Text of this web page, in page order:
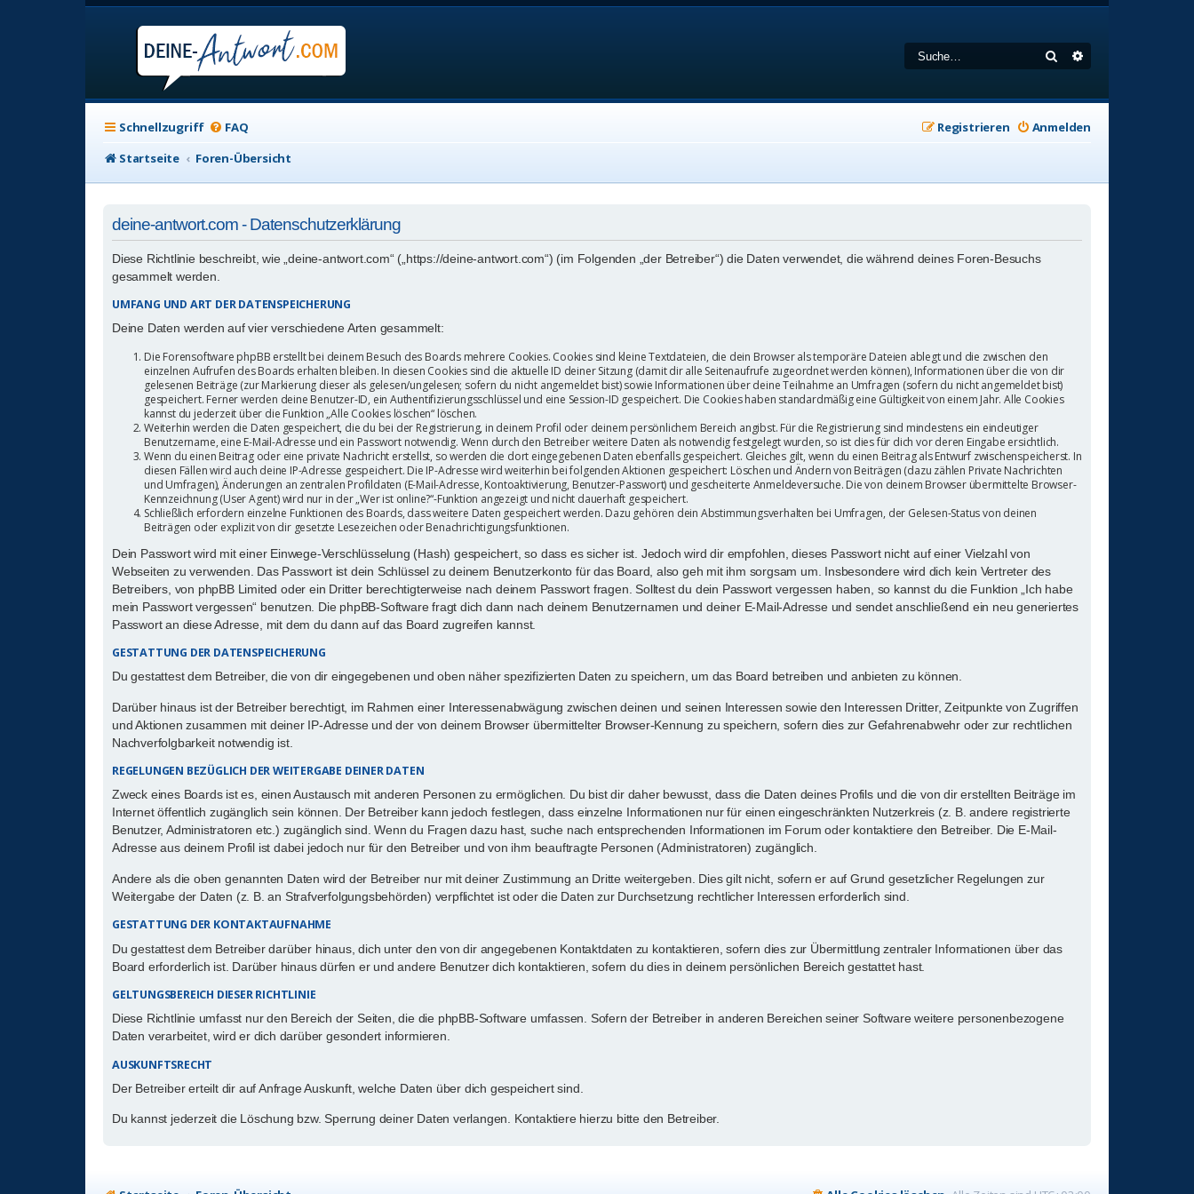
Suche
Schnellzugriff FAQ Anmelden
Registrieren
Startseite
Foren-Übersicht
deine-antwort.com - Datenschutzerklärung
Diese Richtlinie beschreibt, wie „deine-antwort.com“ („https://deine-antwort.com“) (im Folgenden „der Betreiber“) die Daten verwendet, die während deines Foren-Besuchs
gesammelt werden.
UMFANG UND ART DER DATENSPEICHERUNG
Deine Daten werden auf vier verschiedene Arten gesammelt:
Die Forensoftware phpBB erstellt bei deinem Besuch des Boards mehrere Cookies. Cookies sind kleine Textdateien, die dein Browser als temporäre Dateien ablegt und die zwischen den
einzelnen Aufrufen des Boards erhalten bleiben. In diesen Cookies sind die aktuelle ID deiner Sitzung (damit dir alle Seitenaufrufe zugeordnet werden können), Informationen über die von dir
gelesenen Beiträge (zur Markierung dieser als gelesen/ungelesen; sofern du nicht angemeldet bist) sowie Informationen über deine Teilnahme an Umfragen (sofern du nicht angemeldet bist)
gespeichert. Ferner werden deine Benutzer-ID, ein Authentifizierungsschlüssel und eine Session-ID gespeichert. Die Cookies haben standardmäßig eine Gültigkeit von einem Jahr. Alle Cookies
kannst du jederzeit über die Funktion „Alle Cookies löschen“ löschen.
Weiterhin werden die Daten gespeichert, die du bei der Registrierung, in deinem Profil oder deinem persönlichem Bereich angibst. Für die Registrierung sind mindestens ein eindeutiger
Benutzername, eine E-Mail-Adresse und ein Passwort notwendig. Wenn durch den Betreiber weitere Daten als notwendig festgelegt wurden, so ist dies für dich vor deren Eingabe ersichtlich.
Wenn du einen Beitrag oder eine private Nachricht erstellst, so werden die dort eingegebenen Daten ebenfalls gespeichert. Gleiches gilt, wenn du einen Beitrag als Entwurf zwischenspeicherst. In
diesen Fällen wird auch deine IP-Adresse gespeichert. Die IP-Adresse wird weiterhin bei folgenden Aktionen gespeichert: Löschen und Ändern von Beiträgen (dazu zählen Private Nachrichten
und Umfragen), Änderungen an zentralen Profildaten (E-Mail-Adresse, Kontoaktivierung, Benutzer-Passwort) und gescheiterte Anmeldeversuche. Die von deinem Browser übermittelte Browser-
Kennzeichnung (User Agent) wird nur in der „Wer ist online?“-Funktion angezeigt und nicht dauerhaft gespeichert.
Schließlich erfordern einzelne Funktionen des Boards, dass weitere Daten gespeichert werden. Dazu gehören dein Abstimmungsverhalten bei Umfragen, der Gelesen-Status von deinen
Beiträgen oder explizit von dir gesetzte Lesezeichen oder Benachrichtigungsfunktionen.
Dein Passwort wird mit einer Einwege-Verschlüsselung (Hash) gespeichert, so dass es sicher ist. Jedoch wird dir empfohlen, dieses Passwort nicht auf einer Vielzahl von
Webseiten zu verwenden. Das Passwort ist dein Schlüssel zu deinem Benutzerkonto für das Board, also geh mit ihm sorgsam um. Insbesondere wird dich kein Vertreter des
Betreibers, von phpBB Limited oder ein Dritter berechtigterweise nach deinem Passwort fragen. Solltest du dein Passwort vergessen haben, so kannst du die Funktion „Ich habe
mein Passwort vergessen“ benutzen. Die phpBB-Software fragt dich dann nach deinem Benutzernamen und deiner E-Mail-Adresse und sendet anschließend ein neu generiertes
Passwort an diese Adresse, mit dem du dann auf das Board zugreifen kannst.
GESTATTUNG DER DATENSPEICHERUNG
Du gestattest dem Betreiber, die von dir eingegebenen und oben näher spezifizierten Daten zu speichern, um das Board betreiben und anbieten zu können.
Darüber hinaus ist der Betreiber berechtigt, im Rahmen einer Interessenabwägung zwischen deinen und seinen Interessen sowie den Interessen Dritter, Zeitpunkte von Zugriffen
und Aktionen zusammen mit deiner IP-Adresse und der von deinem Browser übermittelter Browser-Kennung zu speichern, sofern dies zur Gefahrenabwehr oder zur rechtlichen
Nachverfolgbarkeit notwendig ist.
REGELUNGEN BEZÜGLICH DER WEITERGABE DEINER DATEN
Zweck eines Boards ist es, einen Austausch mit anderen Personen zu ermöglichen. Du bist dir daher bewusst, dass die Daten deines Profils und die von dir erstellten Beiträge im
Internet öffentlich zugänglich sein können. Der Betreiber kann jedoch festlegen, dass einzelne Informationen nur für einen eingeschränkten Nutzerkreis (z. B. andere registrierte
Benutzer, Administratoren etc.) zugänglich sind. Wenn du Fragen dazu hast, suche nach entsprechenden Informationen im Forum oder kontaktiere den Betreiber. Die E-Mail-
Adresse aus deinem Profil ist dabei jedoch nur für den Betreiber und von ihm beauftragte Personen (Administratoren) zugänglich.
Andere als die oben genannten Daten wird der Betreiber nur mit deiner Zustimmung an Dritte weitergeben. Dies gilt nicht, sofern er auf Grund gesetzlicher Regelungen zur
Weitergabe der Daten (z. B. an Strafverfolgungsbehörden) verpflichtet ist oder die Daten zur Durchsetzung rechtlicher Interessen erforderlich sind.
GESTATTUNG DER KONTAKTAUFNAHME
Du gestattest dem Betreiber darüber hinaus, dich unter den von dir angegebenen Kontaktdaten zu kontaktieren, sofern dies zur Übermittlung zentraler Informationen über das
Board erforderlich ist. Darüber hinaus dürfen er und andere Benutzer dich kontaktieren, sofern du dies in deinem persönlichen Bereich gestattet hast.
GELTUNGSBEREICH DIESER RICHTLINIE
Diese Richtlinie umfasst nur den Bereich der Seiten, die die phpBB-Software umfassen. Sofern der Betreiber in anderen Bereichen seiner Software weitere personenbezogene
Daten verarbeitet, wird er dich darüber gesondert informieren.
AUSKUNFTSRECHT
Der Betreiber erteilt dir auf Anfrage Auskunft, welche Daten über dich gespeichert sind.
Du kannst jederzeit die Löschung bzw. Sperrung deiner Daten verlangen. Kontaktiere hierzu bitte den Betreiber.